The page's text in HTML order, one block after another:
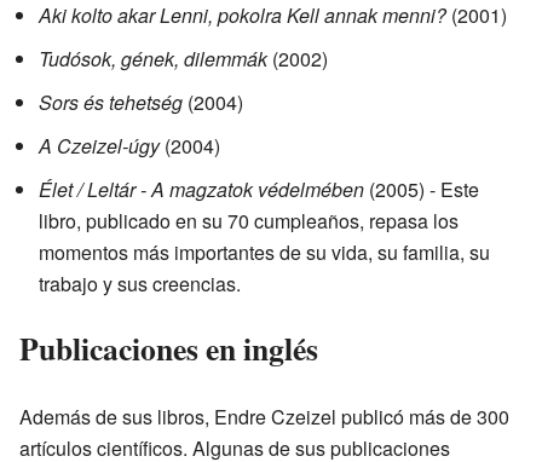
Aki kolto akar Lenni, pokolra Kell annak menni?(2001)
Tudósok, gének, dilemmák(2002)
Sors és tehetség (2004)
A Czeizel-úgy(2004)
Élet / Leltár - A magzatok védelmében (2005) - Este
libro, publicado en su 70 cumpleaños, repasa los
momentos más importantes de su vida, su familia, su
trabajo y sus creencias.
Publicaciones en inglés
Además de sus libros, Endre Czeizel publicó más de 300
artículos científicos. Algunas de sus publicaciones